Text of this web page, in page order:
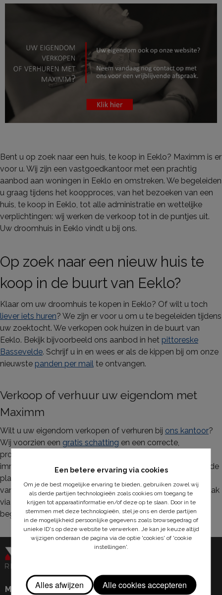
Bent u op zoek naar een huis, te koop in Eeklo? Maximm is er
voor u. Wij zijn een vastgoedkantoor met een prachtig
aanbod aan woningen in Eeklo en omstreken. We begeleiden
u graag tijdens het koopproces, van het bezoeken van een
huis, te koop in Eeklo, tot alle administratie en wettelijke
verplichtingen: wij werken de verkoop tot in de puntjes uit.
Uw droomhuis in Eeklo vindt u bij ons.
Op zoek naar een nieuw huis te
koop in de buurt van Eeklo?
Klaar om uw droomhuis te kopen in Eeklo? Of wilt u toch
liever iets huren? We zijn er voor u om u te begeleiden tijdens
uw zoektocht. We verkopen ook huizen in de buurt van
Eeklo. Bekijk bijvoorbeeld ons aanbod in het pittoreske
Bassevelde. Schrijf u in en wees er als de kippen bij om onze
nieuwste panden per mail te ontvangen.
Verkoop of verhuur uw eigendom met
Maximm
Wilt u uw eigendom verkopen of verhuren bij ons kantoor?
Wij voorzien een gratis schatting en een correcte,
professionele opvolging. Van zoekertjes plaatsen op
immowebsites, tot het zoeken van huurders of kopers en de
plaatsbeschrijving: wij regelen alles van a tot z. Neem
vandaag contact op met ons voor een vrijblijvende afspraak
via
info@maximm.be. We kijken er naar uit om u te
begeleiden naar een huis, te koop in Eeklo.
Maximm - Real Estate Partners BV
Een betere ervaring via cookies
Om je de best mogelijke ervaring te bieden, gebruiken zowel wij
als derde partijen technologieën zoals cookies om toegang te
krijgen tot apparaatinformatie en/of deze op te slaan. Door in te
stemmen met deze technologieën, stel je ons en derde partijen
in de mogelijkheid persoonlijke gegevens zoals browsegedrag of
unieke ID's op deze website te verwerken. Je kan je keuze altijd
wijzigen onderaan de pagina via de optie 'cookies' of 'cookie
instellingen'.
Alles afwijzen Alle cookies accepteren